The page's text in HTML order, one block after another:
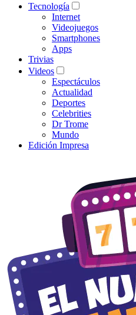
Tecnología
Internet
Videojuegos
Smartphones
Apps
Trivias
Videos
Espectáculos
Actualidad
Deportes
Celebrities
Dr Trome
Mundo
Edición Impresa